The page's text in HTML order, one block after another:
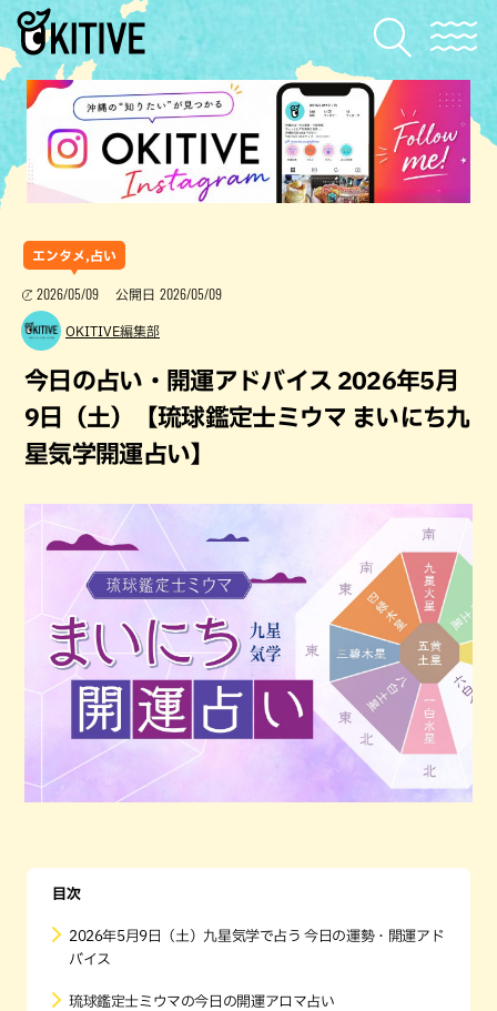
エンタメ,占い
2026/05/09 公開日 2026/05/09
OKITIVE編集部
今日の占い・開運アドバイス 2026年5月
9日（土）【琉球鑑定士ミウマ まいにち九
星気学開運占い】
目次
2026年5月9日（土）九星気学で占う 今日の運勢・開運アド
バイス
琉球鑑定士ミウマの今日の開運アロマ占い